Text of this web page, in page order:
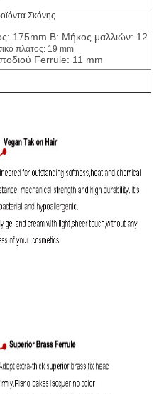
Σκόνης
175mm B: Μήκος μαλλιών: 12
πλάτος: 19 mm
Ferrule: 11 mm